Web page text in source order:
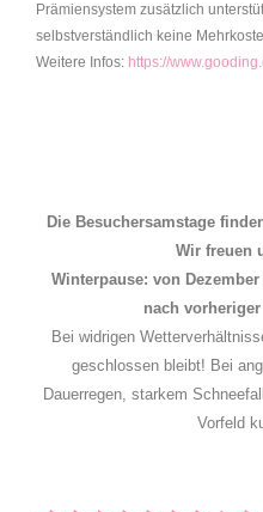
Prämiensystem zusätzlich
selbstverständlich keine
Weitere Infos: https://
Die Besuchersamstage
Wir freuen
Winterpause: von
nach
Bei widrigen
geschlossen bleibt! Bei
Dauerregen, starkem
Vorfeld